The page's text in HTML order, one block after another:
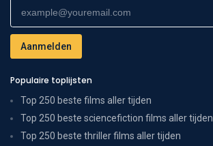
Populaire toplijsten
Top 250 beste films aller tijden
Top 250 beste sciencefiction films aller tijden
Top 250 beste thriller films aller tijden